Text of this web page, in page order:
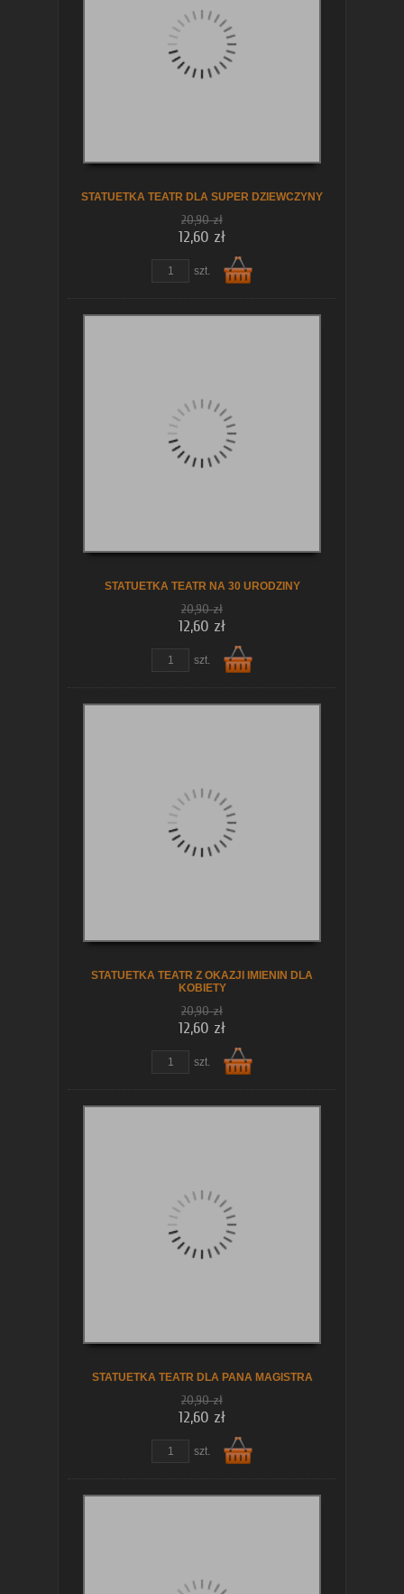
STATUETKA TEATR DLA SUPER DZIEWCZYNY
20,90 zł
12,60 zł
szt.
STATUETKA TEATR NA 30 URODZINY
20,90 zł
12,60 zł
szt.
STATUETKA TEATR Z OKAZJI IMIENIN DLA
KOBIETY
20,90 zł
12,60 zł
szt.
STATUETKA TEATR DLA PANA MAGISTRA
20,90 zł
12,60 zł
szt.